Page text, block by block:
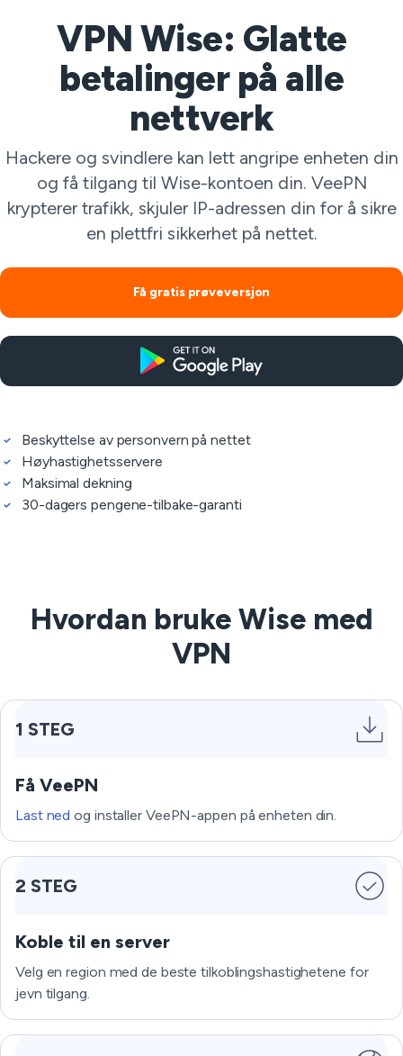
VPN Wise: Glatte
betalinger på alle
nettverk
Hackere og svindlere kan lett angripe enheten din
og få tilgang til Wise-kontoen din. VeePN
krypterer trafikk, skjuler IP-adressen din for å sikre
en plettfri sikkerhet på nettet.
Få gratis prøveversjon
Beskyttelse av personvern på nettet
Høyhastighetsservere
Maksimal dekning
30-dagers pengene-tilbake-garanti
Hvordan bruke Wise med
VPN
1 STEG
Få VeePN
Last ned og installer VeePN-appen på enheten din.
2 STEG
Koble til en server
Velg en region med de beste tilkoblingshastighetene for
jevn tilgang.